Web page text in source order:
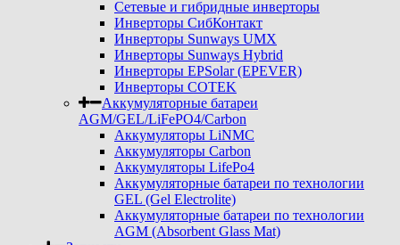
Сетевые и гибридные инверторы
Инверторы СибКонтакт
Инверторы Sunways UMX
Инверторы Sunways Hybrid
Инверторы EPSolar (EPEVER)
Инверторы COTEK
Аккумуляторные батареи
AGM/GEL/LiFePO4/Carbon
Аккумуляторы LiNMC
Аккумуляторы Carbon
Аккумуляторы LifePo4
Аккумуляторные батареи по технологии
GEL (Gel Electrolite)
Аккумуляторные батареи по технологии
AGM (Absorbent Glass Mat)